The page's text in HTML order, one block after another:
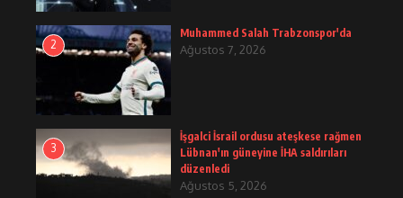
2
Muhammed Salah Trabzonspor'da
Ağustos 7, 2026
3
İşgalci İsrail ordusu ateşkese rağmen
Lübnan'ın güneyine İHA saldırıları
düzenledi
Ağustos 5, 2026